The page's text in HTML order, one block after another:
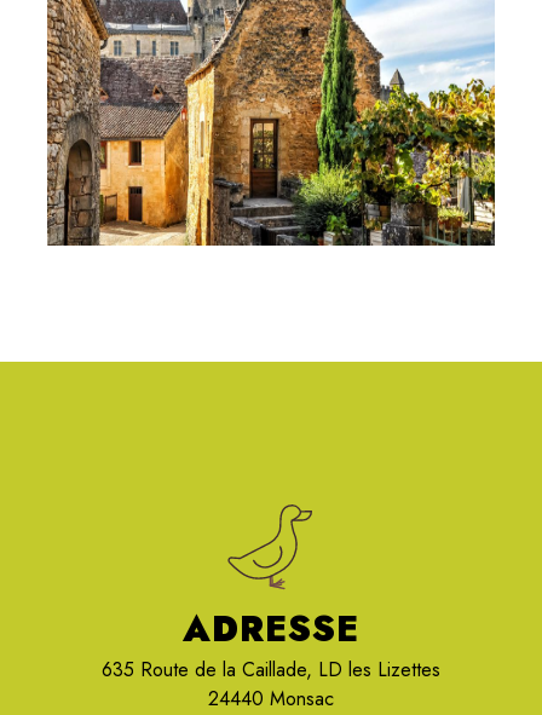
ADRESSE
635 Route de la Caillade, LD les Lizettes
24440 Monsac